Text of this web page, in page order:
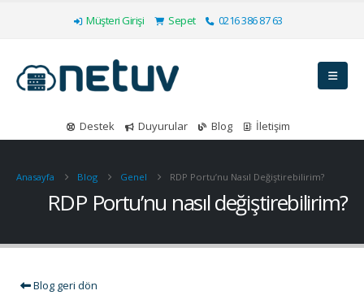
Müşteri Girişi Sepet 0216 386 87 63
Destek Duyurular Blog İletişim
Anasayfa Blog Genel RDP Portu’nu Nasıl Değiştirebilirim?
RDP Portu’nu nasıl değiştirebilirim?
Blog geri dön